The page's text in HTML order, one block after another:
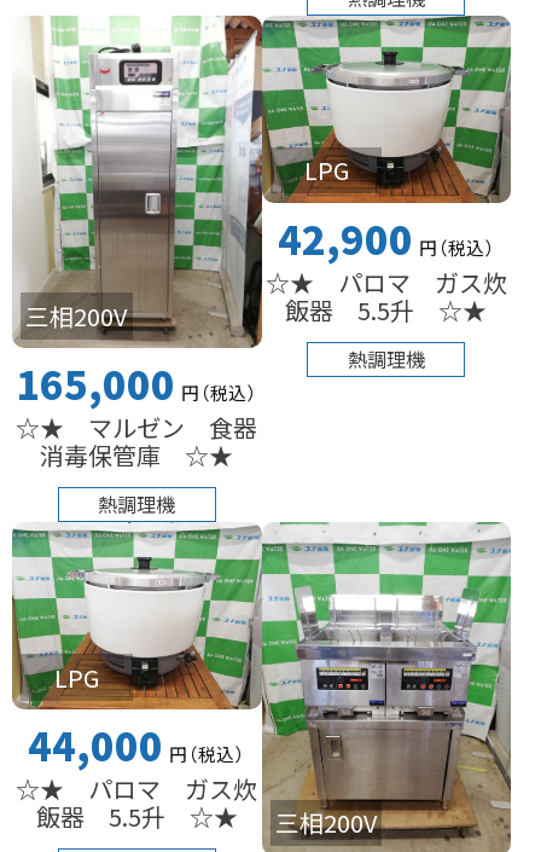
三相200V
165,000 円（税込）
☆★ マルゼン 食器
消毒保管庫 ☆★
熱調理機
LPG
42,900 円（税込）
☆★ パロマ ガス炊
飯器 5.5升 ☆★
熱調理機
LPG
44,000 円（税込）
☆★ パロマ ガス炊
飯器 5.5升 ☆★ 三相200V